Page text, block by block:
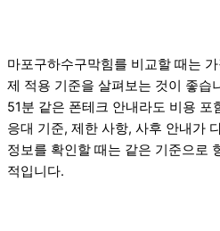
마포구하수구막힘를 비교할 때는
제 적용 기준을 살펴보는 것이 좋습
51분 같은 폰테크 안내라도 비용 포
응대 기준, 제한 사항, 사후 안내가
정보를 확인할 때는 같은 기준으로
적입니다.